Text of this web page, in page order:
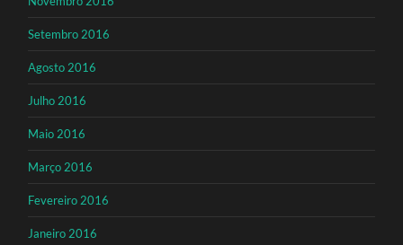
Setembro 2016
Agosto 2016
Julho 2016
Maio 2016
Março 2016
Fevereiro 2016
Janeiro 2016